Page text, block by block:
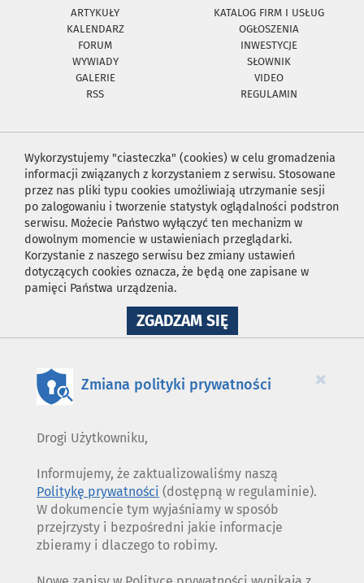
ARTYKUŁY
KATALOG FIRM I USŁUG
KALENDARZ
OGŁOSZENIA
FORUM
INWESTYCJE
WYWIADY
SŁOWNIK
GALERIE
VIDEO
RSS
REGULAMIN
Wykorzystujemy "ciasteczka" (cookies) w celu gromadzenia
informacji związanych z korzystaniem z serwisu. Stosowane
przez nas pliki typu cookies umożliwiają utrzymanie sesji
po zalogowaniu i tworzenie statystyk oglądalności podstron
serwisu. Możecie Państwo wyłączyć ten mechanizm w
dowolnym momencie w ustawieniach przeglądarki.
Korzystanie z naszego serwisu bez zmiany ustawień
dotyczących cookies oznacza, że będą one zapisane w
pamięci Państwa urządzenia.
ZGADZAM SIĘNA
WYKORZYSTANIE
×
Zmiana polityki prywatności
Drogi Użytkowniku,
Informujemy, że zaktualizowaliśmy naszą
Politykę prywatności (dostępną w regulaminie).
W dokumencie tym wyjaśniamy w sposób
przejrzysty i bezpośredni jakie informacje
zbieramy i dlaczego to robimy.